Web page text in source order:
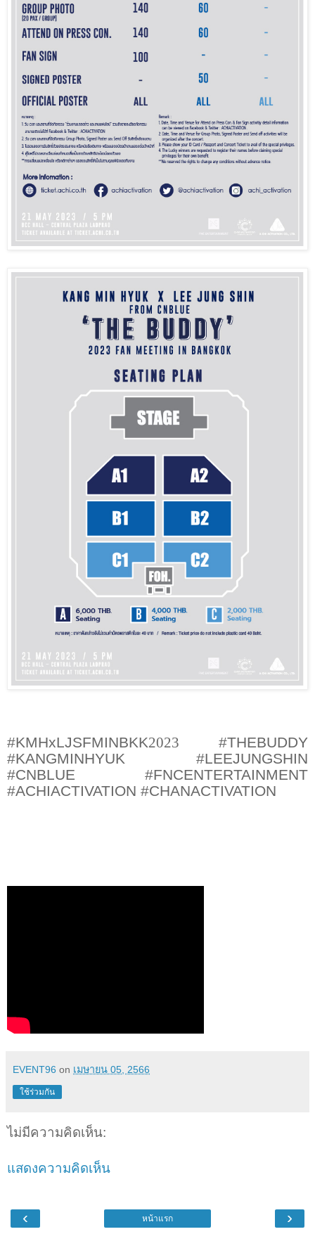
#KMHxLJSFMINBKK2023 #THEBUDDY
#KANGMINHYUK #LEEJUNGSHIN
#CNBLUE #FNCENTERTAINMENT
#ACHIACTIVATION #CHANACTIVATION
EVENT96 on เมษายน 05, 2566
ใช้ร่วมกัน
ไม่มีความคิดเห็น:
แสดงความคิดเห็น
‹ ›
หน้าแรก